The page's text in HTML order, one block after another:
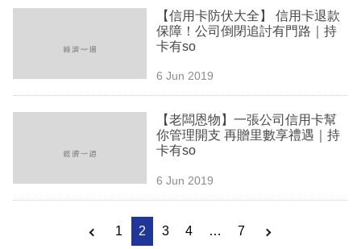
【信用卡防伏大全】 信用卡退款
保障！公司倒閉追討有門路｜持
卡有so
6 Jun 2019
【老闆恩物】一張公司信用卡幫
你管理開支 再贈里數享禮遇｜持
卡有so
6 Jun 2019
1 2 3 4 … 7